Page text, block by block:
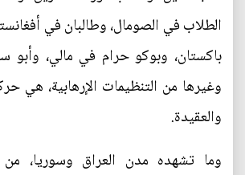
الطلاب في الصومال، وطالبان في
باكستان، وبوكو حرام في مالي، وأبو
وغيرها من التنظيمات الإرهابية، هي
والعقيدة.
وما تشهده مدن العراق وسوريا،